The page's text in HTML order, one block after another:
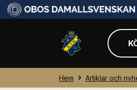
Hem Artiklar och